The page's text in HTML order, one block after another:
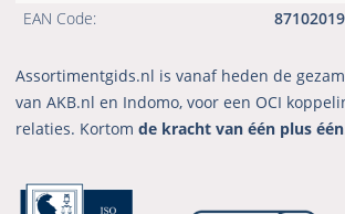
EAN Code:
Assortimentgids.nl is vanaf heden de
van AKB.nl en Indomo, voor een OCI
relaties. Kortomde kracht van één plus één